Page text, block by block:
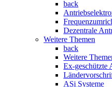
back
Dezentrale
Weitere Themen
back
Weitere
Ex-geschützte
ASi Systeme